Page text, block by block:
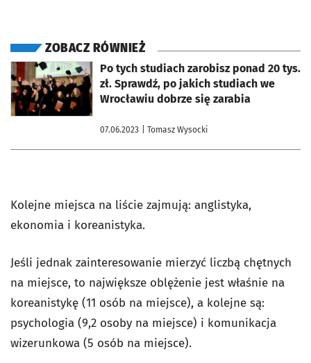
ZOBACZ RÓWNIEŻ
Po tych studiach zarobisz ponad 20 tys.
zł. Sprawdź, po jakich studiach we
Wrocławiu dobrze się zarabia
07.06.2023 | Tomasz Wysocki
otworzy się w nowej karcie
Kolejne miejsca na liście zajmują: anglistyka,
ekonomia i koreanistyka.
Jeśli jednak zainteresowanie mierzyć liczbą chętnych
na miejsce, to największe oblężenie jest właśnie na
koreanistykę (11 osób na miejsce), a kolejne są:
psychologia (9,2 osoby na miejsce) i komunikacja
wizerunkowa (5 osób na miejsce).